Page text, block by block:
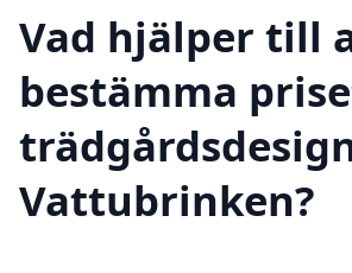
Vad hjälper till
bestämma
Vattubrinken?